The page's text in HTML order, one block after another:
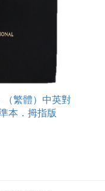
（繁體）中英對
本．拇指版